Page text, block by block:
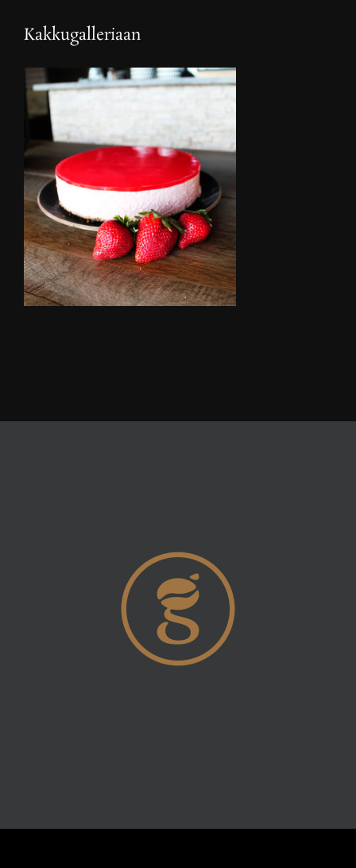
Kakkugalleriaan